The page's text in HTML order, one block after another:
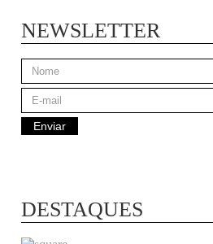
NEWSLETTER
DESTAQUES